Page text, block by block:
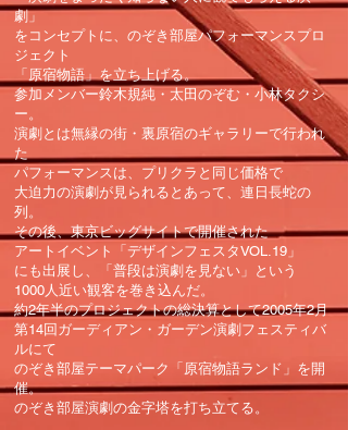
劇」
をコンセプトに、のぞき部屋パフォーマンスプロ
ジェクト
「原宿物語」を立ち上げる。
参加メンバー鈴木規純・太田のぞむ・小林タクシ
ー。
演劇とは無縁の街・裏原宿のギャラリーで行われ
た
パフォーマンスは、プリクラと同じ価格で
大迫力の演劇が見られるとあって、連日長蛇の
列。
その後、東京ビッグサイトで開催された
アートイベント「デザインフェスタVOL.19」
にも出展し、「普段は演劇を見ない」という
1000人近い観客を巻き込んだ。
約2年半のプロジェクトの総決算として2005年2月
第14回ガーディアン・ガーデン演劇フェスティバ
ルにて
のぞき部屋テーマパーク「原宿物語ランド」を開
催。
のぞき部屋演劇の金字塔を打ち立てる。